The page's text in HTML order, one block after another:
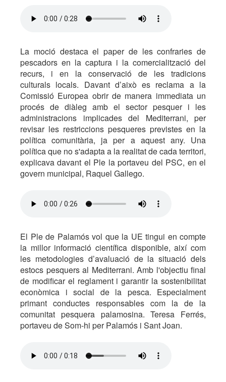
La moció destaca el paper de les confraries de
pescadors en la captura i la comercialització del
recurs, i en la conservació de les tradicions
culturals locals. Davant d’això es reclama a la
Comissió Europea obrir de manera immediata un
procés de diàleg amb el sector pesquer i les
administracions implicades del Mediterrani, per
revisar les restriccions pesqueres previstes en la
política comunitària, ja per a aquest any. Una
política que no s'adapta a la realitat de cada territori,
explicava davant el Ple la portaveu del PSC, en el
govern municipal, Raquel Gallego.
El Ple de Palamós vol que la UE tingui en compte
la millor informació científica disponible, així com
les metodologies d’avaluació de la situació dels
estocs pesquers al Mediterrani. Amb l'objectiu final
de modificar el reglament i garantir la sostenibilitat
econòmica i social de la pesca. Especialment
primant conductes responsables com la de la
comunitat pesquera palamosina. Teresa Ferrés,
portaveu de Som-hi per Palamós i Sant Joan.